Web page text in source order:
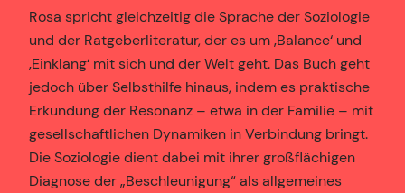
Rosa spricht gleichzeitig die Sprache der Soziologie
und der Ratgeberliteratur, der es um ‚Balance‘ und
‚Einklang‘ mit sich und der Welt geht. Das Buch geht
jedoch über Selbsthilfe hinaus, indem es praktische
Erkundung der Resonanz – etwa in der Familie – mit
gesellschaftlichen Dynamiken in Verbindung bringt.
Die Soziologie dient dabei mit ihrer großflächigen
Diagnose der „Beschleunigung“ als allgemeines